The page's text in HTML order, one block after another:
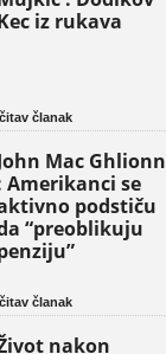
iz rukava
članak
Mac Ghlionn
Amerikanci se
podstiču
“preoblikuju
članak
nakon